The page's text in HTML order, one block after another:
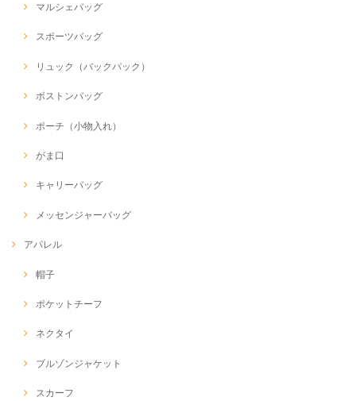
マルシェバッグ
スポーツバッグ
リュック（バックパック）
ボストンバッグ
ポーチ（小物入れ）
がま口
キャリーバッグ
メッセンジャーバッグ
アパレル
帽子
ポケットチーフ
ネクタイ
ブルゾンジャケット
スカーフ